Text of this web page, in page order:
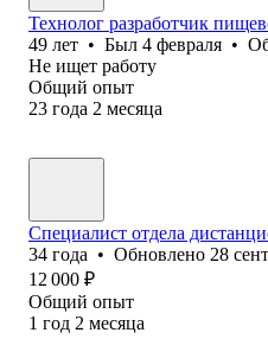
Технолог разработчик
49 лет • Был 4 февраля •
Не ищет работу
Общий опыт
23 года 2 месяца
Специалист отдела
34 года • Обновлено 28
12 000 ₽
Общий опыт
1 год 2 месяца